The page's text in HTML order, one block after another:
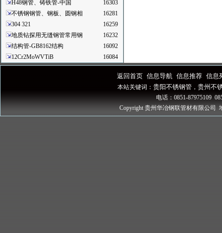
H48钢管、铸铁管-中国
16303
不锈钢钢管、钢板、圆钢相
16281
304 321
16259
地质钻探用无缝钢管常用钢
16232
结构管-GB8162结构
16092
12Cr2MoWVTiB
16084
返回首页 信息导航 信息推荐 信息
本站关键词： 贵阳不锈钢管， 贵州不
电话：0851-87975109
Copyright 贵州华冶钢联管材有限公司